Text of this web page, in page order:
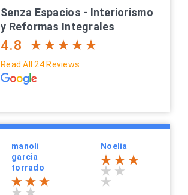
Senza Espacios - Interiorismo
y Reformas Integrales
4.8
Read All 24 Reviews
manoli
garcia
torrado
Noelia